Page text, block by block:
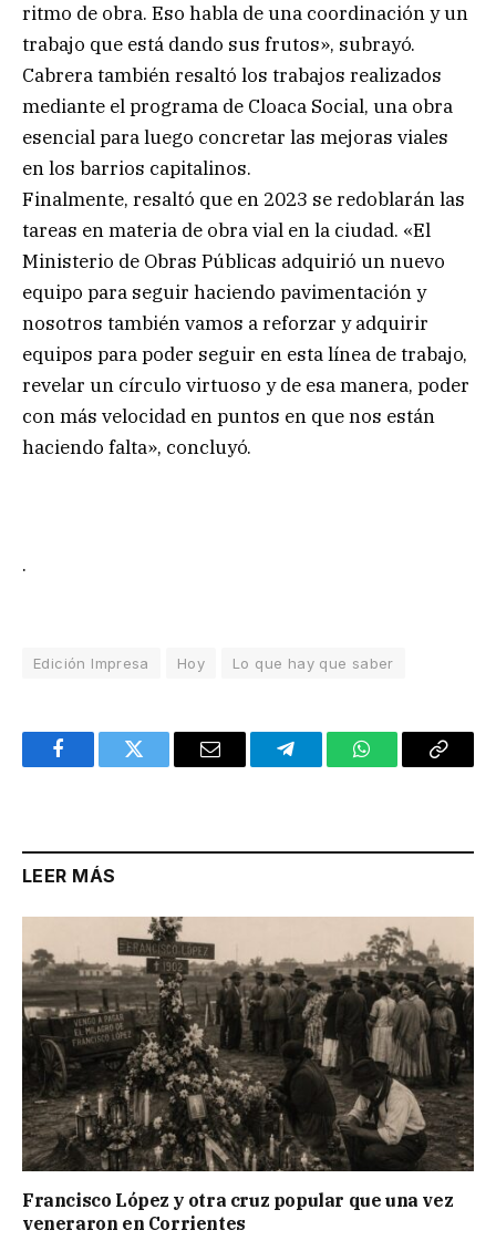
ritmo de obra. Eso habla de una coordinación y un
trabajo que está dando sus frutos», subrayó.
Cabrera también resaltó los trabajos realizados
mediante el programa de Cloaca Social, una obra
esencial para luego concretar las mejoras viales
en los barrios capitalinos.
Finalmente, resaltó que en 2023 se redoblarán las
tareas en materia de obra vial en la ciudad. «El
Ministerio de Obras Públicas adquirió un nuevo
equipo para seguir haciendo pavimentación y
nosotros también vamos a reforzar y adquirir
equipos para poder seguir en esta línea de trabajo,
revelar un círculo virtuoso y de esa manera, poder
con más velocidad en puntos en que nos están
haciendo falta», concluyó.
.
Edición Impresa Hoy Lo que hay que saber
FacebookTwitter Email TelegramWhatsAppCopy
LEER MÁS
Francisco López y otra cruz popular que una vez
veneraron en Corrientes